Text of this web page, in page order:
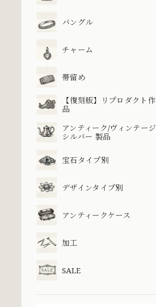
バングル
チャーム
帯留め
【復刻版】リプロダクト作
品
アンティーク/ヴィンテージ
シルバー 製品
宝石タイプ別
デザインタイプ別
アンティークケース
加工
SALE